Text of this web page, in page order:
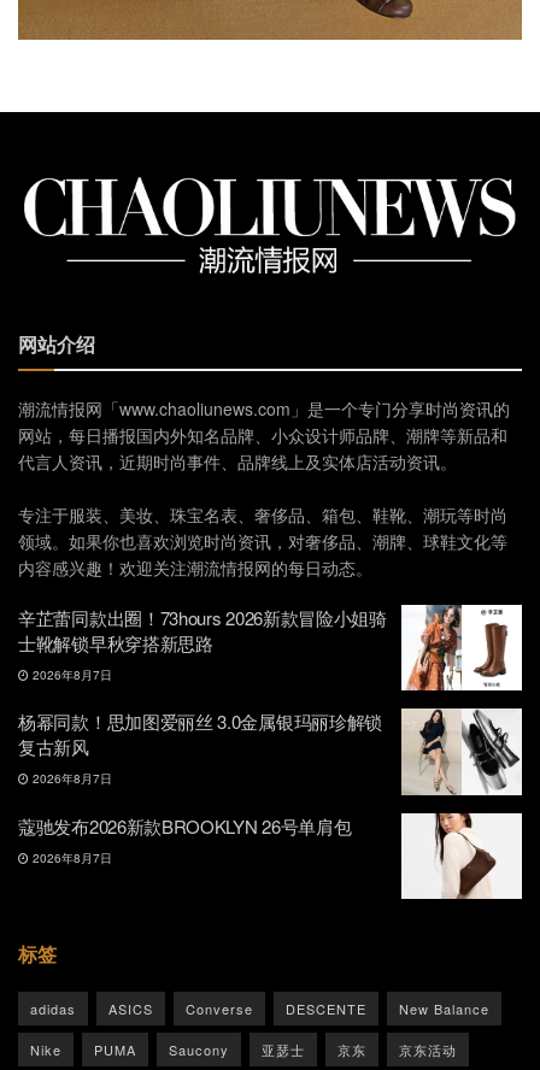
网站介绍
潮流情报网「www.chaoliunews.com」是一个专门分享时尚资讯的
网站，每日播报国内外知名品牌、小众设计师品牌、潮牌等新品和
代言人资讯，近期时尚事件、品牌线上及实体店活动资讯。
专注于服装、美妆、珠宝名表、奢侈品、箱包、鞋靴、潮玩等时尚
领域。如果你也喜欢浏览时尚资讯，对奢侈品、潮牌、球鞋文化等
内容感兴趣！欢迎关注潮流情报网的每日动态。
辛芷蕾同款出圈！73hours 2026新款冒险小姐骑
士靴解锁早秋穿搭新思路
2026年8月7日
杨幂同款！思加图爱丽丝 3.0金属银玛丽珍解锁
复古新风
2026年8月7日
蔻驰发布2026新款BROOKLYN 26号单肩包
2026年8月7日
标签
adidas ASICS Converse DESCENTE New Balance
Nike PUMA Saucony 亚瑟士 京东 京东活动